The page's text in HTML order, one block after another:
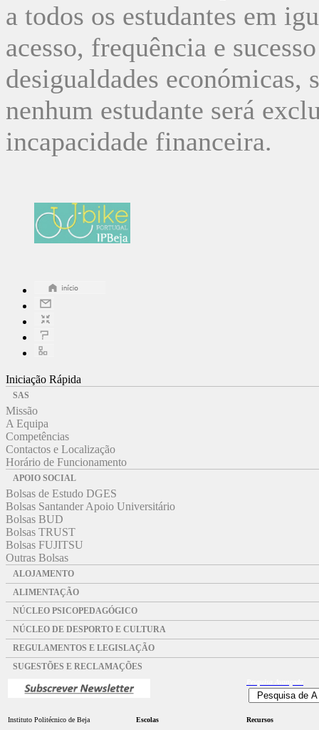
a todos os estudantes em
acesso, frequência e
desigualdades
nenhum estudante será
incapacidade financeira.
Iniciação Rápida
SAS
Missão
A Equipa
Competências
Contactos e Localização
Horário de Funcionamento
APOIO SOCIAL
Bolsas de Estudo DGES
Bolsas Santander Apoio Universitário
Bolsas BUD
Bolsas TRUST
Bolsas FUJITSU
Outras Bolsas
ALOJAMENTO
ALIMENTAÇÃO
NÚCLEO PSICOPEDAGÓGICO
NÚCLEO DE DESPORTO E CULTURA
REGULAMENTOS E LEGISLAÇÃO
SUGESTÕES E RECLAMAÇÕES
Instituto Politécnico de Beja
Escolas
Recursos